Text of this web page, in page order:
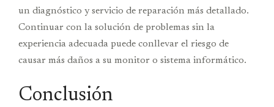
un diagnóstico y servicio de reparación más detallado.
Continuar con la solución de problemas sin la
experiencia adecuada puede conllevar el riesgo de
causar más daños a su monitor o sistema informático.
Conclusión